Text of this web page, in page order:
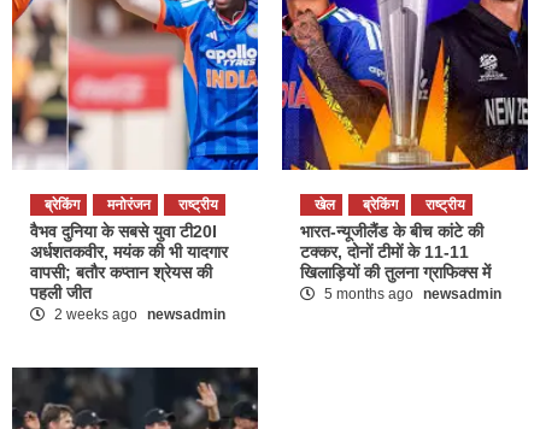
ब्रेकिंग मनोरंजन राष्ट्रीय
वैभव दुनिया के सबसे युवा टी20I
अर्धशतकवीर, मयंक की भी यादगार
वापसी; बतौर कप्तान श्रेयस की
पहली जीत
2 weeks ago newsadmin
खेल ब्रेकिंग राष्ट्रीय
भारत-न्यूजीलैंड के बीच कांटे की
टक्कर, दोनों टीमों के 11-11
खिलाड़ियों की तुलना ग्राफिक्स में
5 months ago newsadmin